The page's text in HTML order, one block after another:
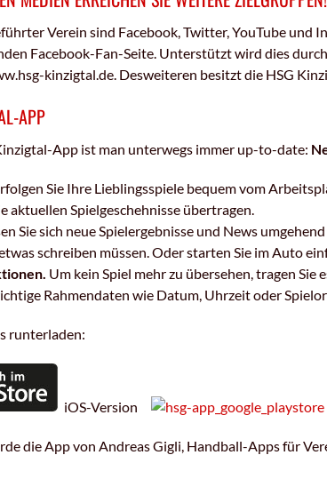
Verein sind Facebook, Twitter, YouTube und
Facebook-Fan-Seite. Unterstützt wird dies
kinzigtal.de. Desweiteren besitzt die HSG
APP
App ist man unterwegs immer up-to-date:
Sie Ihre Lieblingsspiele bequem vom
aktuellen Spielgeschehnisse übertragen.
Sie sich neue Spielergebnisse und News
schreiben müssen. Oder starten Sie im Auto
Um kein Spiel mehr zu übersehen, tragen
Rahmendaten wie Datum, Uhrzeit oder
runterladen:
iOS-Version
die App von Andreas Gigli, Handball-Apps für